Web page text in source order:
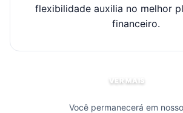
flexibilidade auxilia no melhor
financeiro.
VER MAIS
Você permanecerá em